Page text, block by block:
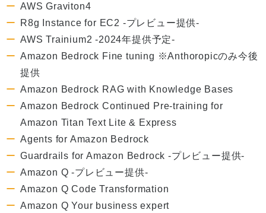
AWS Graviton4
R8g Instance for EC2 -プレビュー提供-
AWS Trainium2 -2024年提供予定-
Amazon Bedrock Fine tuning ※Anthoropicのみ今後
提供
Amazon Bedrock RAG with Knowledge Bases
Amazon Bedrock Continued Pre-training for
Amazon Titan Text Lite & Express
Agents for Amazon Bedrock
Guardrails for Amazon Bedrock -プレビュー提供-
Amazon Q -プレビュー提供-
Amazon Q Code Transformation
Amazon Q Your business expert